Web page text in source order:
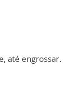
até engrossar.